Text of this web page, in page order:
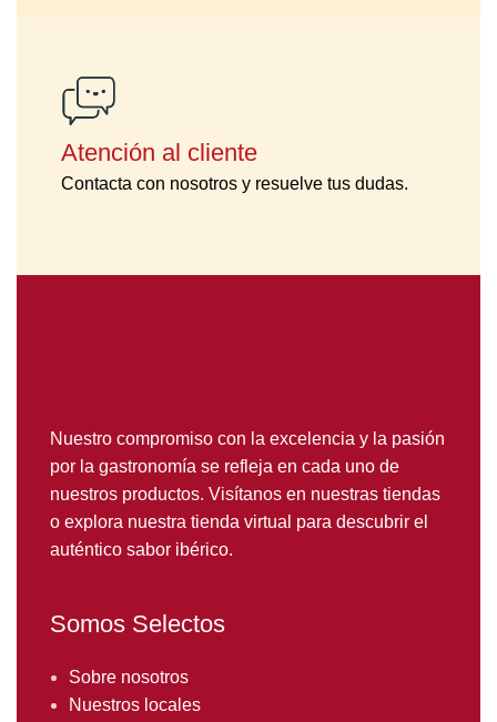
Atención al cliente
Contacta con nosotros y resuelve tus dudas.
Nuestro compromiso con la excelencia y la pasión
por la gastronomía se refleja en cada uno de
nuestros productos. Visítanos en nuestras tiendas
o explora nuestra tienda virtual para descubrir el
auténtico sabor ibérico.
Somos Selectos
Sobre nosotros
Nuestros locales